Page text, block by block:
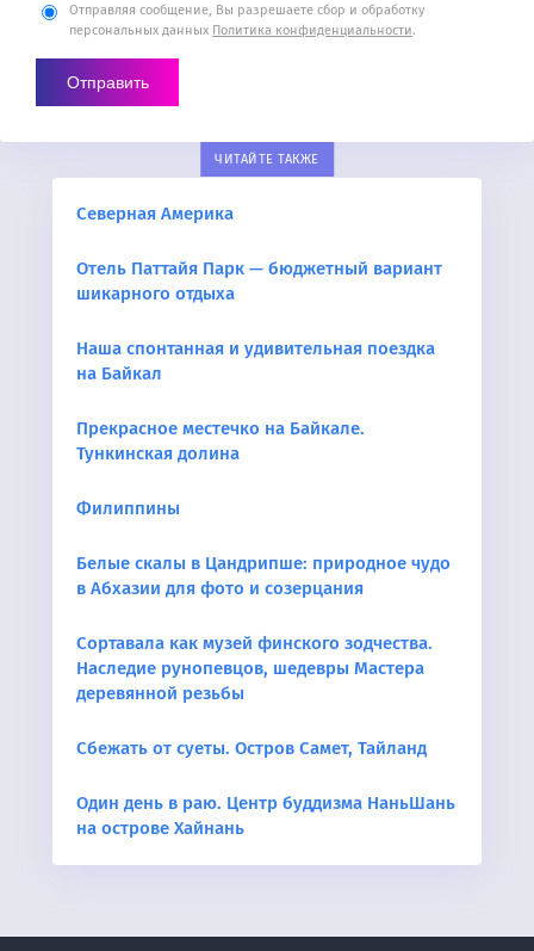
Отправляя сообщение, Вы разрешаете сбор и обработку
персональных данных Политика конфиденциальности.
ЧИТАЙТЕ ТАКЖЕ
Северная Америка
Отель Паттайя Парк — бюджетный вариант
шикарного отдыха
Наша спонтанная и удивительная поездка
на Байкал
Прекрасное местечко на Байкале.
Тункинская долина
Филиппины
Белые скалы в Цандрипше: природное чудо
в Абхазии для фото и созерцания
Сортавала как музей финского зодчества.
Наследие рунопевцов, шедевры Мастера
деревянной резьбы
Сбежать от суеты. Остров Самет, Тайланд
Один день в раю. Центр буддизма НаньШань
на острове Хайнань